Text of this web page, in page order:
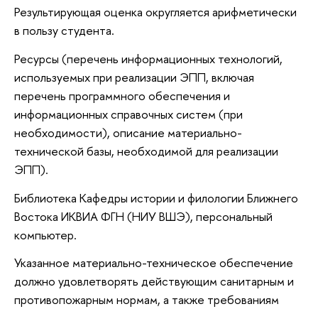
Результирующая оценка округляется арифметически
в пользу студента.
Ресурсы (перечень информационных технологий,
используемых при реализации ЭПП, включая
перечень программного обеспечения и
информационных справочных систем (при
необходимости), описание материально-
технической базы, необходимой для реализации
ЭПП).
Библиотека Кафедры истории и филологии Ближнего
Востока ИКВИА ФГН (НИУ ВШЭ), персональный
компьютер.
Указанное материально-техническое обеспечение
должно удовлетворять действующим санитарным и
противопожарным нормам, а также требованиям